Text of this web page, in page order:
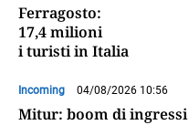
Ferragosto:
17,4 milioni
i turisti in Italia
Incoming 04/08/2026 10:56
Mitur: boom di